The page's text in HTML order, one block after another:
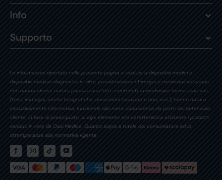
Info
Supporto
Le informazioni riportate nella presente pagina e relative a dispositivi medici e
dispositivi medico-diagnostici in vitro, presidi medico-chirurgici e medicinali veterinari
non hanno alcuna natura pubblicitaria.Tutti i contenuti, in qualunque forma realizzati,
(testi, immagini, anche fotografiche, descrizioni tecniche e non, ecc.), hanno natura
esclusivamente informativa, funzionale alla mera conoscenza da parte del potenziale
cliente, in fase di preacquisto, di ogni elemento e/o caratteristica attinente i prodotti
venduti in rete da Oasi Medica. Quanto sopra a tutela del consumatore ed in
ottemperanza alla normativa vigente.